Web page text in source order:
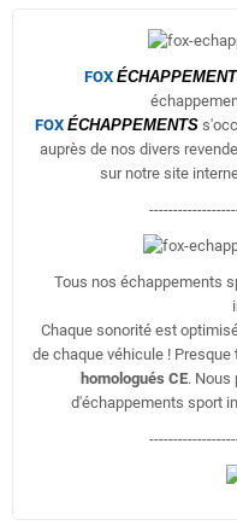
FOX
FOX ÉCHAPPEMENTS
auprès de nos divers
sur notre site
Tous nos échappements
Chaque sonorité est
de chaque véhicule !
homologués CE. Nous
d'échappements sport